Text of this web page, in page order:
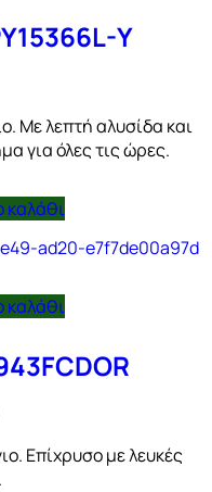
Y
Με λεπτή αλυσίδα και
για όλες τις ώρες.
Επίχρυσο με λευκές